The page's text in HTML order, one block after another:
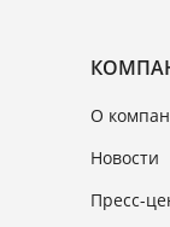
О
Новости
Пресс-